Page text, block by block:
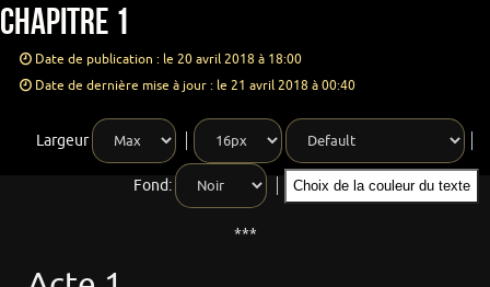
Chapitre 1
Date de publication : le 20 avril 2018 à 18:00
Date de dernière mise à jour : le 21 avril 2018 à 00:40
Largeur
Fond: Choix de la couleur du texte
***